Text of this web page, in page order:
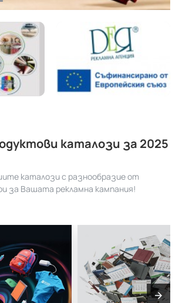
каталози за 2025
каталози с разнообразие от
за Вашата рекламна кампания!